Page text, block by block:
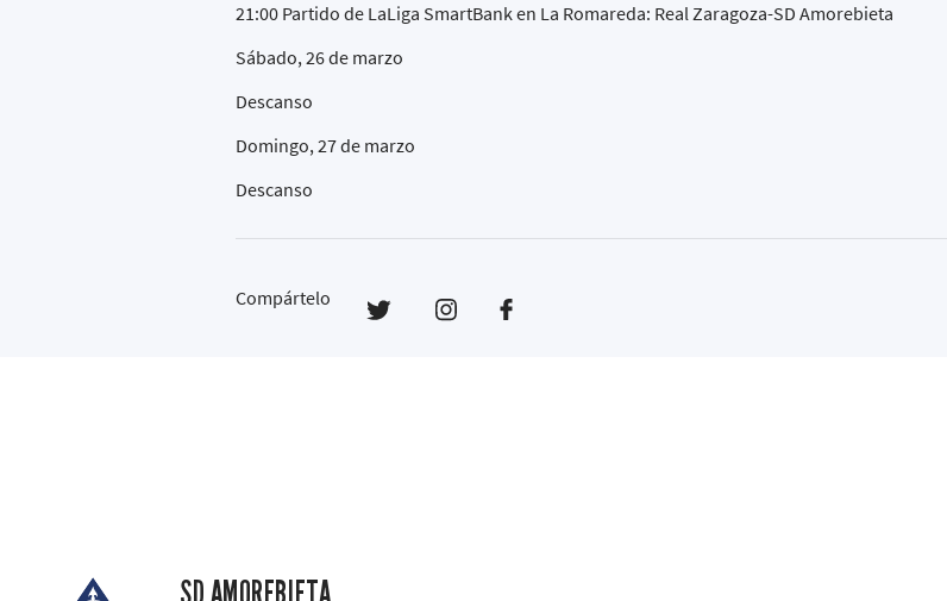
21:00 Partido de LaLiga SmartBank en La Romareda: Real Zaragoza-SD Amorebieta
Sábado, 26 de marzo
Descanso
Domingo, 27 de marzo
Descanso
Compártelo